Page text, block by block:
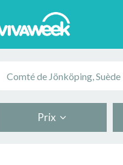
Prix